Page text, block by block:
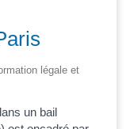
légale et
un bail